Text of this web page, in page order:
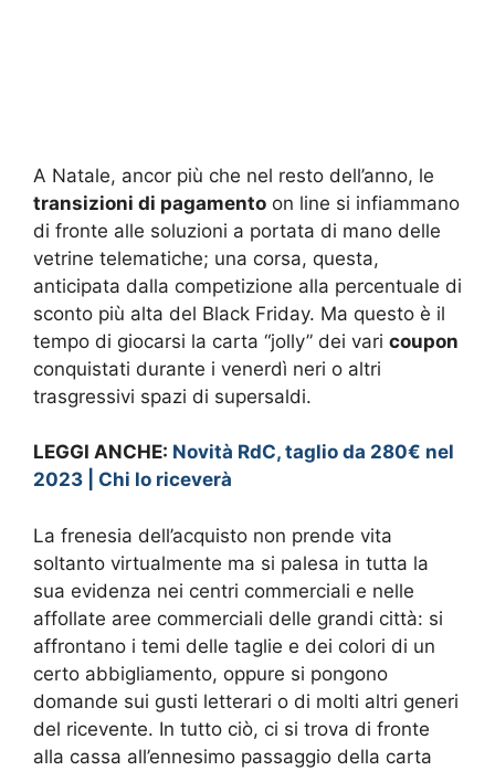
A Natale, ancor più che nel resto dell’anno, le
transizioni di pagamento on line si infiammano
di fronte alle soluzioni a portata di mano delle
vetrine telematiche; una corsa, questa,
anticipata dalla competizione alla percentuale di
sconto più alta del Black Friday. Ma questo è il
tempo di giocarsi la carta “jolly” dei vari coupon
conquistati durante i venerdì neri o altri
trasgressivi spazi di supersaldi.
LEGGI ANCHE: Novità RdC, taglio da 280€ nel
2023 | Chi lo riceverà
La frenesia dell’acquisto non prende vita
soltanto virtualmente ma si palesa in tutta la
sua evidenza nei centri commerciali e nelle
affollate aree commerciali delle grandi città: si
affrontano i temi delle taglie e dei colori di un
certo abbigliamento, oppure si pongono
domande sui gusti letterari o di molti altri generi
del ricevente. In tutto ciò, ci si trova di fronte
alla cassa all’ennesimo passaggio della carta